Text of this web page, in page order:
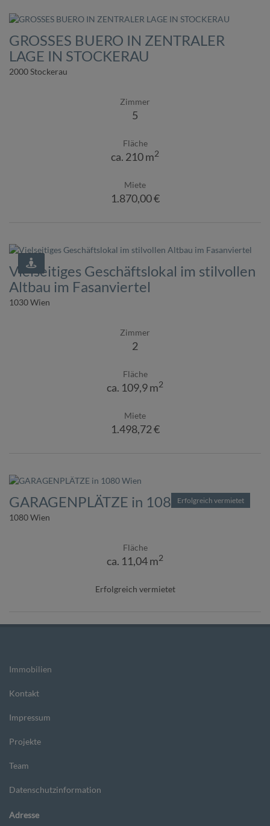
GROSSES BUERO IN ZENTRALER
LAGE IN STOCKERAU
2000 Stockerau
Zimmer
5
Fläche
ca. 210 m2
Miete
1.870,00 €
Vielseitiges Geschäftslokal im stilvollen
Altbau im Fasanviertel
1030 Wien
Zimmer
2
Fläche
ca. 109,9 m2
Miete
1.498,72 €
Erfolgreich vermietet
GARAGENPLÄTZE in 1080 Wien
1080 Wien
Fläche
ca. 11,04 m2
Erfolgreich vermietet
Immobilien
Kontakt
Impressum
Projekte
Team
Datenschutzinformation
Adresse